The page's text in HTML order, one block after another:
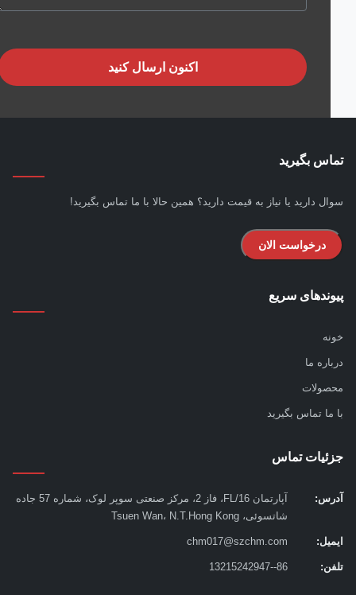
اکنون ارسال کنید
بگیرید
دارید یا نیاز به قیمت دارید؟ همین حالا با ما تماس بگیرید!
درخواست الان
سریع
ما
تماس بگیرید
تماس
آپارتمان 16/FL، فاز 2، مرکز صنعتی سوپر لوک، شماره 57 جاده
شاتسوئی، Tsuen Wan، N.T.Hong Kong
chm017@szchm.com